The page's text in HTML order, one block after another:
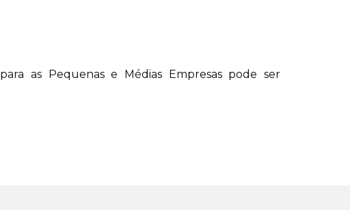
as Pequenas e Médias Empresas pode ser